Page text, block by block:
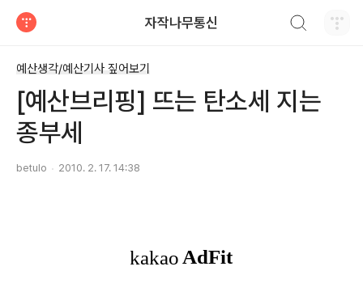
자작나무통신
예산생각/예산기사 짚어보기
[예산브리핑] 뜨는 탄소세 지는
종부세
betulo 2010. 2. 17. 14:38